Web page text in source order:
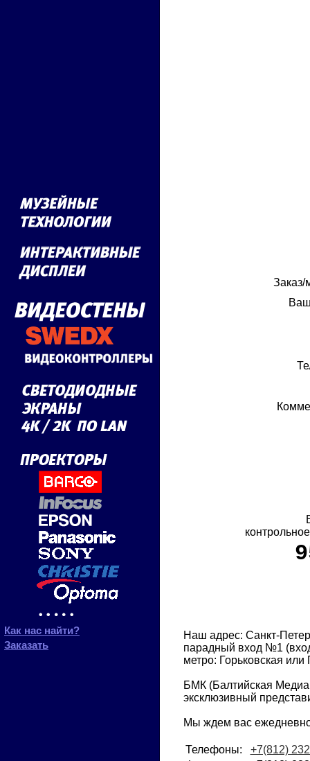
Как нас найти?
Заказать
Заказ/
Наш адрес: Санкт-
парадный вход №1
метро: Горьковская
БМК (Балтийская
эксклюзивный
Мы ждем вас
Телефоны:
+7(812)